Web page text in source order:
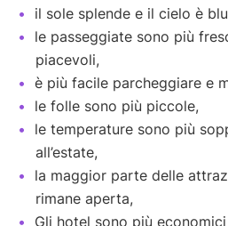
il sole splende e il cielo è
le passeggiate sono più
piacevoli,
è più facile parcheggiare e
le folle sono più piccole,
le temperature sono più
all’estate,
la maggior parte delle
rimane aperta,
Gli hotel sono più